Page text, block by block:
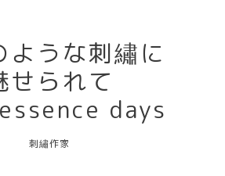
ような刺繡に
せられて
days
刺繡作家